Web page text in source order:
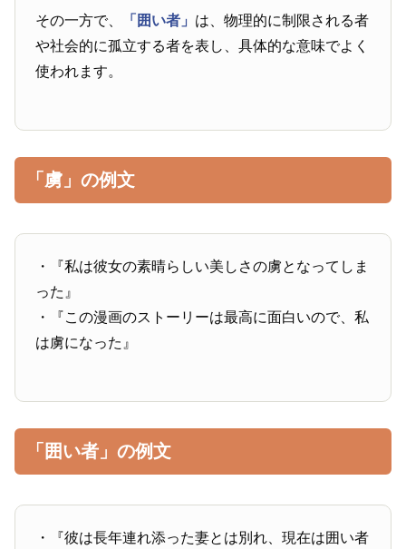
その一方で、 「囲い者」 は、物理的に制限される者
や社会的に孤立する者を表し、具体的な意味でよく
使われます。
「虜」の例文
・『私は彼女の素晴らしい美しさの虜となってしま
った』
・『この漫画のストーリーは最高に面白いので、私
は虜になった』
「囲い者」の例文
・『彼は長年連れ添った妻とは別れ、現在は囲い者